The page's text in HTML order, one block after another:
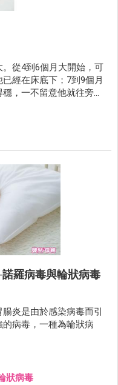
從4到6個月大開始，可
經在床底下；7到9個月
，一不留意他就往旁或
一不小心，不是往前就
爬下，不知天高地厚，
摔下來。
羅病毒與輪狀病毒
炎是由於感染病毒而引
病毒，一種為輪狀病
狀病毒